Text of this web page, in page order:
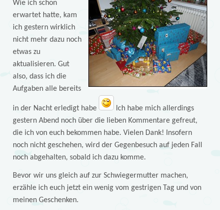
Wie ich schon
erwartet hatte, kam
ich gestern wirklich
nicht mehr dazu noch
etwas zu
aktualisieren. Gut
also, dass ich die
Aufgaben alle bereits
in der Nacht erledigt habe
Ich habe mich allerdings
gestern Abend noch über die lieben Kommentare gefreut,
die ich von euch bekommen habe. Vielen Dank! Insofern
noch nicht geschehen, wird der Gegenbesuch auf jeden Fall
noch abgehalten, sobald ich dazu komme.
Bevor wir uns gleich auf zur Schwiegermutter machen,
erzähle ich euch jetzt ein wenig vom gestrigen Tag und von
meinen Geschenken.